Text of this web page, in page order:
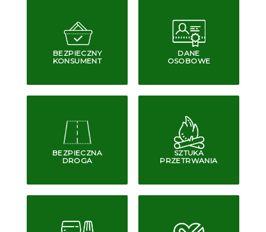
BEZPIECZNY
KONSUMENT
DANE
OSOBOWE
BEZPIECZNA
DROGA
SZTUKA
PRZETRWANIA